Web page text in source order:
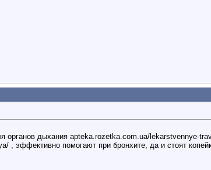
органов дыхания apteka.rozetka.com.ua/lekarstvennye-
, эффективно помогают при бронхите, да и стоят